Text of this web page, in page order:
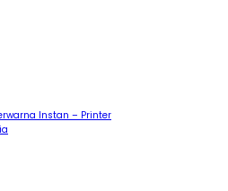
Instan – Printer